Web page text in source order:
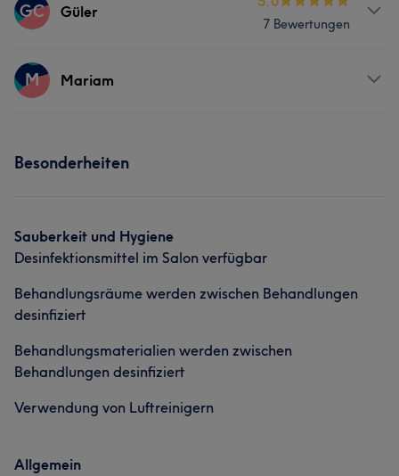
GC Güler
7 Bewertungen
Services
M Mariam
Besonderheiten
Sauberkeit und Hygiene
Desinfektionsmittel im Salon verfügbar
Behandlungsräume werden zwischen Behandlungen
desinfiziert
Behandlungsmaterialien werden zwischen
Behandlungen desinfiziert
Verwendung von Luftreinigern
Allgemein